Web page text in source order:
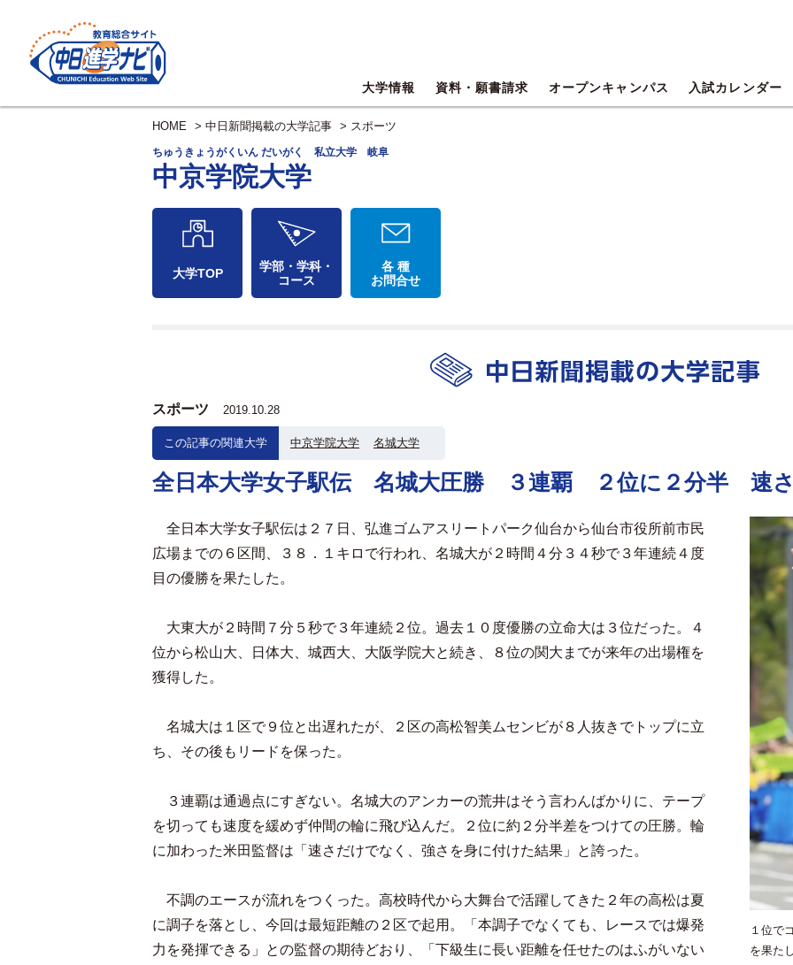
大学情報 資料・願書請求 オープンキャンパス 入試カレンダー
HOME > 中日新聞掲載の大学記事 > スポーツ
ちゅうきょうがくいん だいがく 私立大学 岐阜
中京学院大学
大学TOP
学部・学科・
コース
各 種
お問合せ
スポーツ 2019.10.28
この記事の関連大学 中京学院大学 名城大学
全日本大学女子駅伝 名城大圧勝 ３連覇 ２位に２分半 速
１位で
を果た
全日本大学女子駅伝は２７日、弘進ゴムアスリートパーク仙台から仙台市役所前市民
広場までの６区間、３８．１キロで行われ、名城大が２時間４分３４秒で３年連続４度
目の優勝を果たした。
大東大が２時間７分５秒で３年連続２位。過去１０度優勝の立命大は３位だった。４
位から松山大、日体大、城西大、大阪学院大と続き、８位の関大までが来年の出場権を
獲得した。
名城大は１区で９位と出遅れたが、２区の高松智美ムセンビが８人抜きでトップに立
ち、その後もリードを保った。
３連覇は通過点にすぎない。名城大のアンカーの荒井はそう言わんばかりに、テープ
を切っても速度を緩めず仲間の輪に飛び込んだ。２位に約２分半差をつけての圧勝。輪
に加わった米田監督は「速さだけでなく、強さを身に付けた結果」と誇った。
不調のエースが流れをつくった。高校時代から大舞台で活躍してきた２年の高松は夏
に調子を落とし、今回は最短距離の２区で起用。「本調子でなくても、レースでは爆発
力を発揮できる」との監督の期待どおり、「下級生に長い距離を任せたのはふがいない